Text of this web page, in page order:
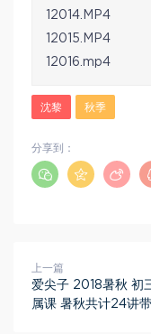
12014.MP4
12015.MP4
12016.mp4
沈黎 秋季
分享到：
上一篇
爱尖子 2018暑秋 初
属课 暑秋共计24讲